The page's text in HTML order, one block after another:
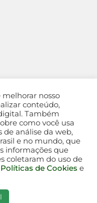
14.792.934/0001-
- Todos os direitos
melhorar nosso
conteúdo,
Também
como você usa
de análise da web,
e no mundo, que
informações que
coletaram do uso de
Políticas de Cookies e